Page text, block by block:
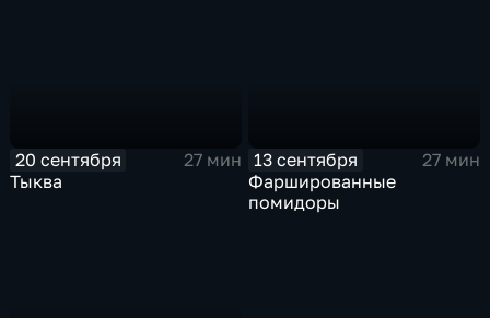
20 сентября
27 мин
Тыква
13 сентября
27 мин
Фаршированные
помидоры